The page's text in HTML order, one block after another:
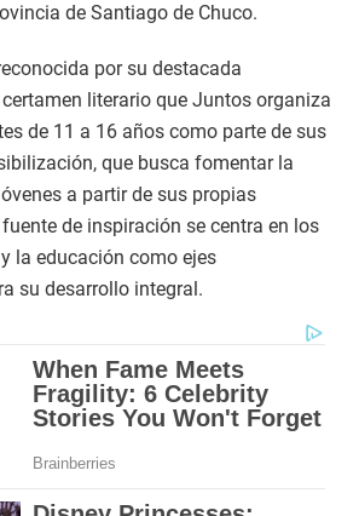
de Santiago de Chuco.
por su destacada
literario que Juntos organiza
de 11 a 16 años como parte de sus
que busca fomentar la
a partir de sus propias
de inspiración se centra en los
la educación como ejes
su desarrollo integral.